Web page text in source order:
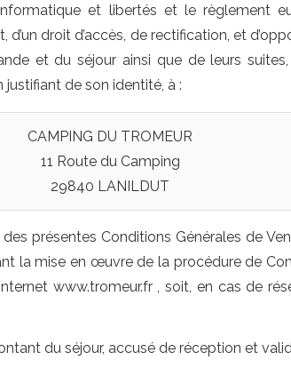
et libertés et le règlement
droit d’accès, de rectification, et
et du séjour ainsi que de leurs
de son identité, à :
CAMPING DU TROMEUR
11 Route du Camping
29840 LANILDUT
présentes Conditions Générales de
la mise en œuvre de la procédure de
www.tromeur.fr , soit, en cas de
du séjour, accusé de réception et